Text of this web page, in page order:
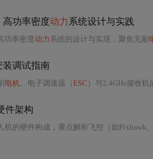
高功率密度动力系统设计与实践
功率密度动力 系统的设计与实现，聚焦无刷
装调试指南
电机、电子调速器（ESC ）与2.4GHz接收机的机械安装
件架构